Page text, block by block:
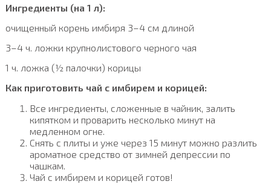
Ингредиенты (на 1 л):
очищенный корень имбиря 3–4 см длиной
3–4 ч. ложки крупнолистового черного чая
1 ч. ложка (½ палочки) корицы
Как приготовить чай с имбирем и корицей:
Все ингредиенты, сложенные в чайник, залить
кипятком и проварить несколько минут на
медленном огне.
Снять с плиты и уже через 15 минут можно разлить
ароматное средство от зимней депрессии по
чашкам.
Чай с имбирем и корицей готов!